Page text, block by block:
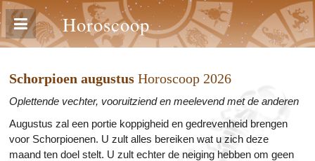
Horoscoop
Schorpioen augustus Horoscoop 2026
Oplettende vechter, vooruitziend en meelevend met de anderen
Augustus zal een portie koppigheid en gedrevenheid brengen
voor Schorpioenen. U zult alles bereiken wat u zich deze
maand ten doel stelt. U zult echter de neiging hebben om geen